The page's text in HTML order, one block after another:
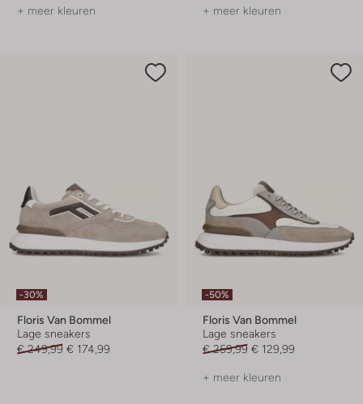
+ meer kleuren + meer kleuren
-30%
Floris Van Bommel
Lage sneakers
€ 249,99 € 174,99
-50%
Floris Van Bommel
Lage sneakers
€ 259,99 € 129,99
+ meer kleuren